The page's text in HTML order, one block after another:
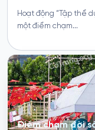
Hoạt động “Tập thể
một điểm chạm...
Điểm chạm đời